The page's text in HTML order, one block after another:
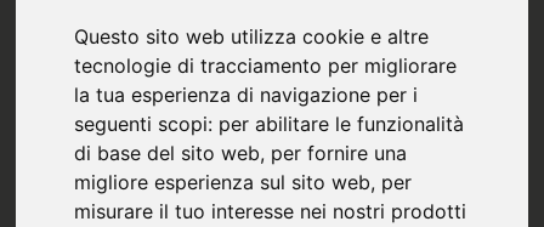
Questo sito web utilizza cookie e altre
tecnologie di tracciamento per migliorare
la tua esperienza di navigazione per i
seguenti scopi: per abilitare le funzionalità
di base del sito web, per fornire una
migliore esperienza sul sito web, per
misurare il tuo interesse nei nostri prodotti